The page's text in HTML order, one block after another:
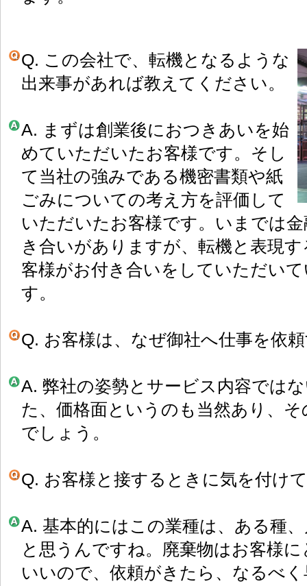
Q. この会社で、転機となるような
出来事があれば教えてください。
A. まずは創業後におつきあいを始
めていただいたお客様です。そし
て当社の強みである機密書類や紙
ごみについての考え方を評価して
いただいたお客様です。いまでは
き合いがありますが、転機と表現
客様がお付き合いをしていただい
す。
Q. お客様は、なぜ御社へ仕事を依
A. 弊社の姿勢とサービス内容では
た、価格面というのも当然あり、
でしょう。
Q. お客様と接するときに気を付け
A. 基本的にはこの業種は、ある種
と思うんですね。廃棄物はお客様
いいので、依頼がきたら、なるべ